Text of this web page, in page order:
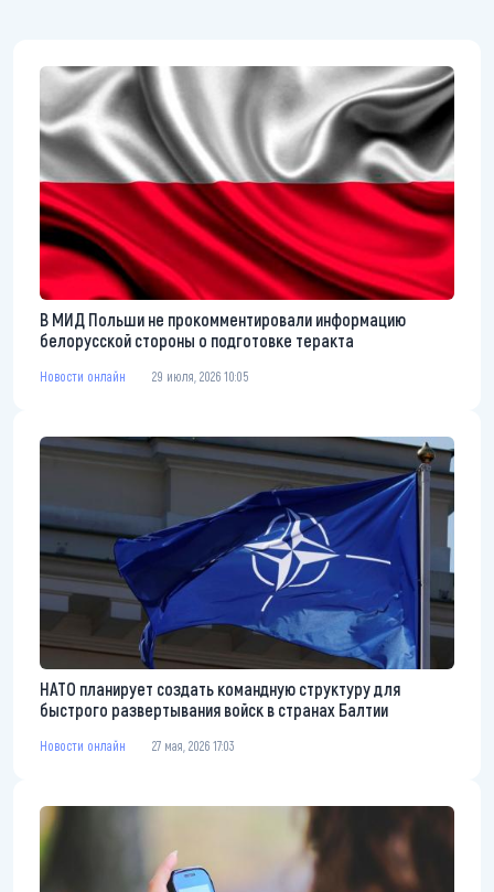
В МИД Польши не прокомментировали информацию
белорусской стороны о подготовке теракта
Новости онлайн 29 июля, 2026 10:05
НАТО планирует создать командную структуру для
быстрого развертывания войск в странах Балтии
Новости онлайн 27 мая, 2026 17:03